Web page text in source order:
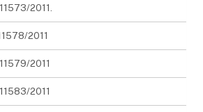
2011.
2011
2011
2011